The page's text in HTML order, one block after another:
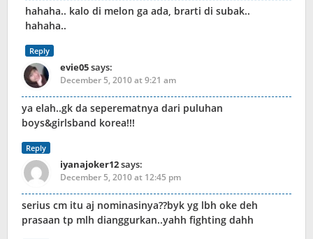
hahaha.. kalo di melon ga ada, brarti di subak..
hahaha..
Reply
evie05says:
December 5, 2010 at 9:21 am
ya elah..gk da seperematnya dari puluhan
boys&girlsband korea!!!
Reply
iyanajoker12says:
December 5, 2010 at 12:45 pm
serius cm itu aj nominasinya??byk yg lbh oke deh
prasaan tp mlh dianggurkan..yahh fighting dahh